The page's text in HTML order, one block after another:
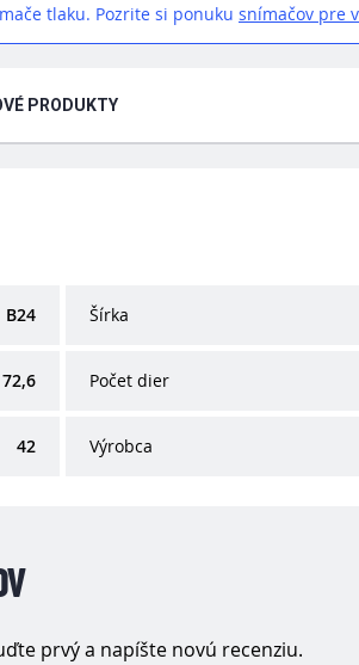
tlaku. Pozrite si ponuku snímačov pre
PRODUKTY
B24 Šírka
72,6 Počet dier
42 Výrobca
prvý a napíšte novú recenziu.